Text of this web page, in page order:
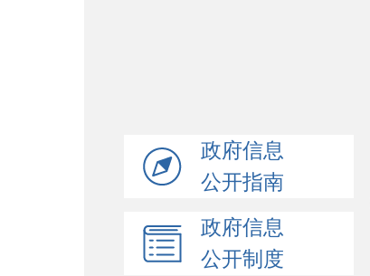
政府信息
公开指南
政府信息
公开制度